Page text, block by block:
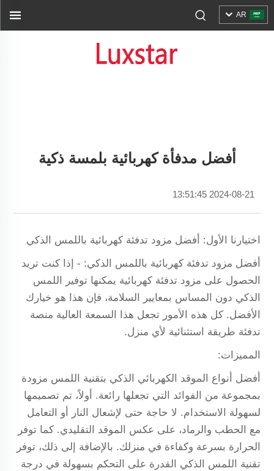
AR
أفضل مدفأة كهربائية بلمسة ذكية
2024-08-21 13:51:45
اختيارنا الأول: أفضل مزود تدفئة كهربائية باللمس الذكي
أفضل مزود تدفئة كهربائية باللمس الذكي: - إذا كنت تريد
الحصول على مزود تدفئة كهربائية يمكنها توفير اللمس
الذكي دون المساس بمعايير السلامة، فإن هذا هو خيارك
الأفضل. كل هذه الأمور تجعل هذا السمعة العالية منصة
تدفئة طريقة استثنائية لأي منزل.
المميزات:
أفضل أنواع الموقد الكهربائي الذكي بتقنية اللمس مزودة
بمجموعة من الفوائد التي تجعلها رائعة. أولاً، تم تصميمها
لسهولة الاستخدام. لا حاجة حتى لإشعال النار أو التعامل
مع الحطب والرماد، على عكس الموقد التقليدي. كما توفر
الحرارة بسرعة وكفاءة في منزلك. بالإضافة إلى ذلك، توفر
تقنية اللمس الذكي القدرة على التحكم بسهولة في درجة